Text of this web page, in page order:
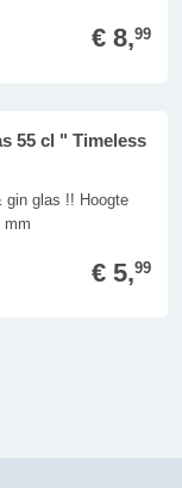
€ 8,99
55 cl " Timeless
gin glas !! Hoogte
mm
€ 5,99